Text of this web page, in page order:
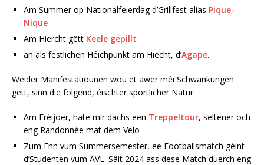
Am Summer op Nationalfeierdag d’Grillfest alias Pique-
Nique
Am Hiercht gëtt Keele gepillt
an als festlichen Héichpunkt am Hiecht, d’Agape.
Weider Manifestatiounen wou et awer méi Schwankungen
gëtt, sinn die folgend, éischter sportlicher Natur:
Am Fréijoer, hate mir dachs een Treppeltour, seltener och
eng Randonnée mat dem Velo
Zum Enn vum Summersemester, ee Footballsmatch géint
d’Studenten vum AVL. Säit 2024 ass dese Match duerch eng